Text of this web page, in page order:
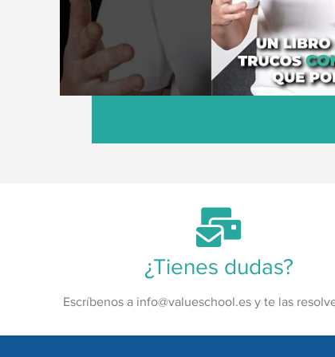
¿Tienes dudas?
Escríbenos a info@valueschool.esy te las